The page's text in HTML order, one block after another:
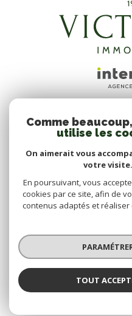
NOUS
Comme
utilise les
On aimerait vous
votre visite.
En poursuivant, vous
cookies par ce site, afin de
contenus adaptés et réaliser
TOUT